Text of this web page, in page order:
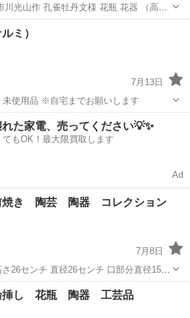
光山作 孔雀牡丹文様 花瓶 花器 （高
広い部分15cm / 重さ約1156g） 伝統
焼）の格式高い花瓶です。 名門の鍋島藩
駅
ミ）
7月13日
•リバーシブルで飾れます 未使用品 ※自宅までお願いします
インテリア雑貨/小物
れた家電、売ってください💡✨
てもOK！最大限買取します
Ad
き 陶芸 陶器 コレクション
7月8日
センチ 直径26センチ 口部分直径15セ
です 宜しくお願います
インテリア雑貨/小物
挿し 花瓶 陶器 工芸品